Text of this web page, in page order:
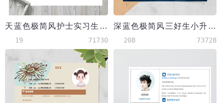
天蓝色极简风护士实习生简历模板
19 71730
深蓝色极简风三好生小升初简历
208 73728